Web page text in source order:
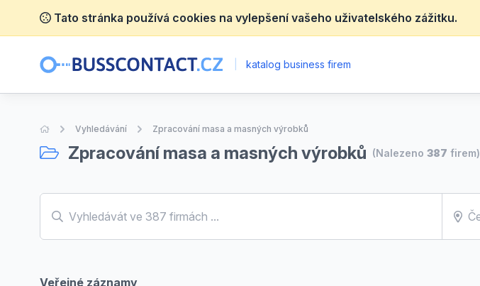
Tato stránka používá cookies na vylepšení vašeho uživatelského zážitku.
katalog business firem
Úvodní stránka
Vyhledávání Zpracování masa a masných výrobků
Zpracování masa a masných výrobků (Nalezeno 387 firem)
Veřejné záznamy